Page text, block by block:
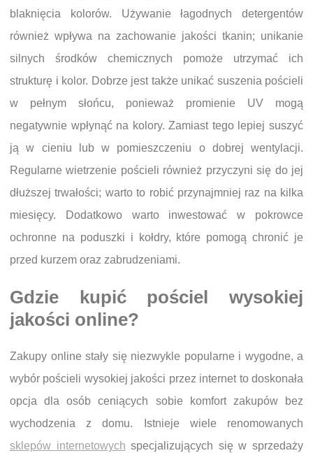
blaknięcia kolorów. Używanie łagodnych detergentów
również wpływa na zachowanie jakości tkanin; unikanie
silnych środków chemicznych pomoże utrzymać ich
strukturę i kolor. Dobrze jest także unikać suszenia pościeli
w pełnym słońcu, ponieważ promienie UV mogą
negatywnie wpłynąć na kolory. Zamiast tego lepiej suszyć
ją w cieniu lub w pomieszczeniu o dobrej wentylacji.
Regularne wietrzenie pościeli również przyczyni się do jej
dłuższej trwałości; warto to robić przynajmniej raz na kilka
miesięcy. Dodatkowo warto inwestować w pokrowce
ochronne na poduszki i kołdry, które pomogą chronić je
przed kurzem oraz zabrudzeniami.
Gdzie kupić pościel wysokiej
jakości online?
Zakupy online stały się niezwykle popularne i wygodne, a
wybór pościeli wysokiej jakości przez internet to doskonała
opcja dla osób ceniących sobie komfort zakupów bez
wychodzenia z domu. Istnieje wiele renomowanych
sklepów internetowych specjalizujących się w sprzedaży